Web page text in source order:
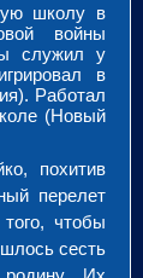
школу в
войны
служил у
в
Работал
(Новый
похитив
перелет
чтобы
сесть